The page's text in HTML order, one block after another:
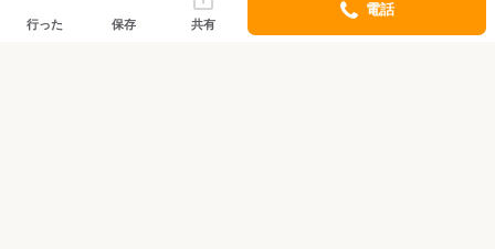
行った 保存 共有
電話